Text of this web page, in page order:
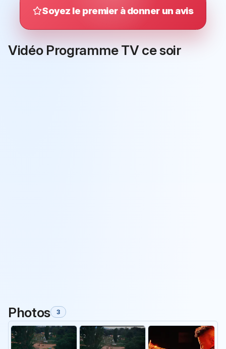
Soyez le premier à donner un avis
Vidéo Programme TV ce soir
Photos 3